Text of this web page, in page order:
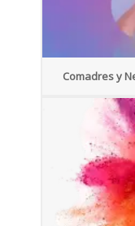
Comadres y